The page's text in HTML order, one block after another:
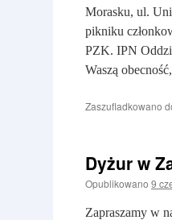
Morasku, ul.
pikniku
PZK. IPN
Waszą
Zaszufladkowano
Dyżur w
Opublikowano 9
Zapraszamy w